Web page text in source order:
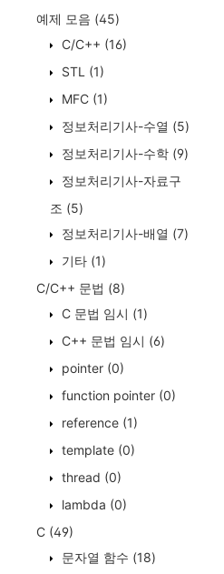
예제 모음 (45)
C/C++ (16)
STL (1)
MFC (1)
정보처리기사-수열 (5)
정보처리기사-수학 (9)
정보처리기사-자료구
조 (5)
정보처리기사-배열 (7)
기타 (1)
C/C++ 문법 (8)
C 문법 임시 (1)
C++ 문법 임시 (6)
pointer (0)
function pointer (0)
reference (1)
template (0)
thread (0)
lambda (0)
C (49)
문자열 함수 (18)